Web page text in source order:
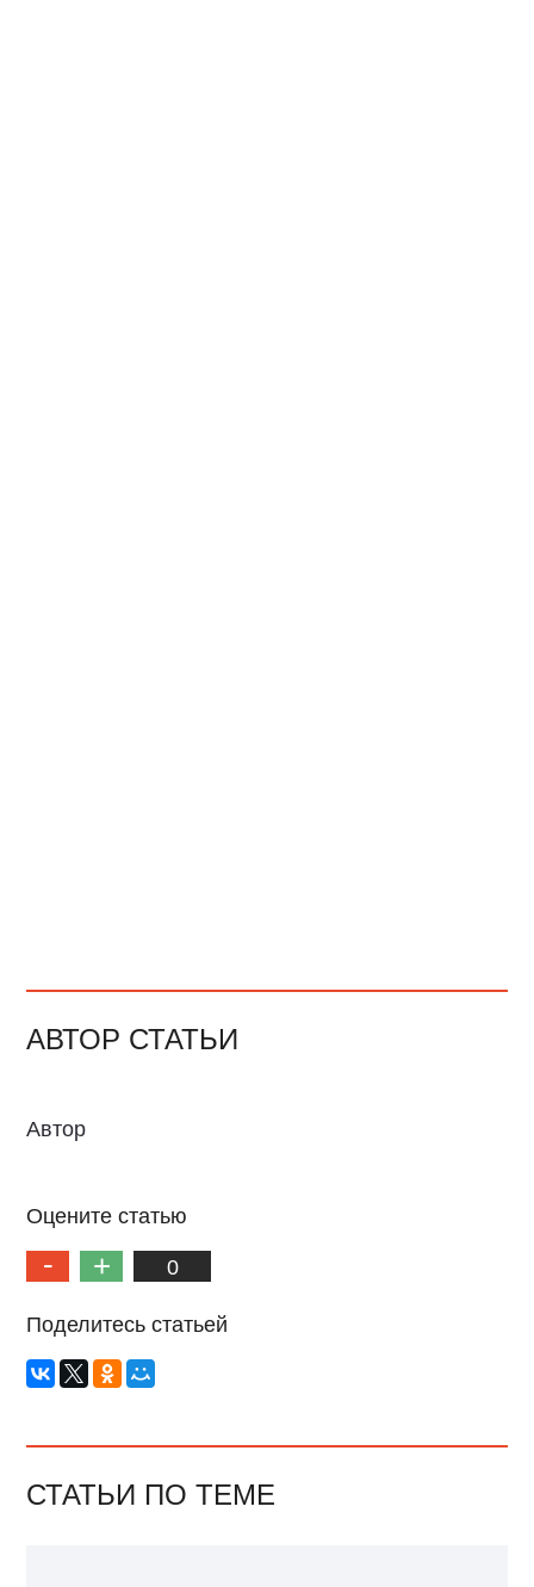
АВТОР СТАТЬИ
Автор
Оцените статью
0
Поделитесь статьей
СТАТЬИ ПО ТЕМЕ